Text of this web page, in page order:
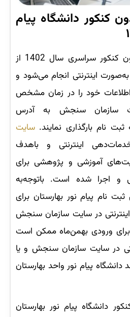
کنکور دانشگاه پیام
ثبت نام رشته های بدون کنکور سراسری سال 1402 از
اینترنتی انجام می‌شود و
اطلاعات خود را در زمان مشخص
سازمان سنجش به آدرس
سایت
اینترنتی و باهدف
آموزشی و پژوهشی برای
و اجرا شده است. باتوجه‌به
نام پیام نور بهارستان برای
در سایت سازمان سنجش
ورودی بهمن‌ماه ممکن است
در سایت سازمان سنجش و یا
پیام نور واحد بهارستان
دانشگاه پیام نور بهارستان